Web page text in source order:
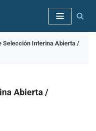
Selección Interina Abierta /
Abierta /